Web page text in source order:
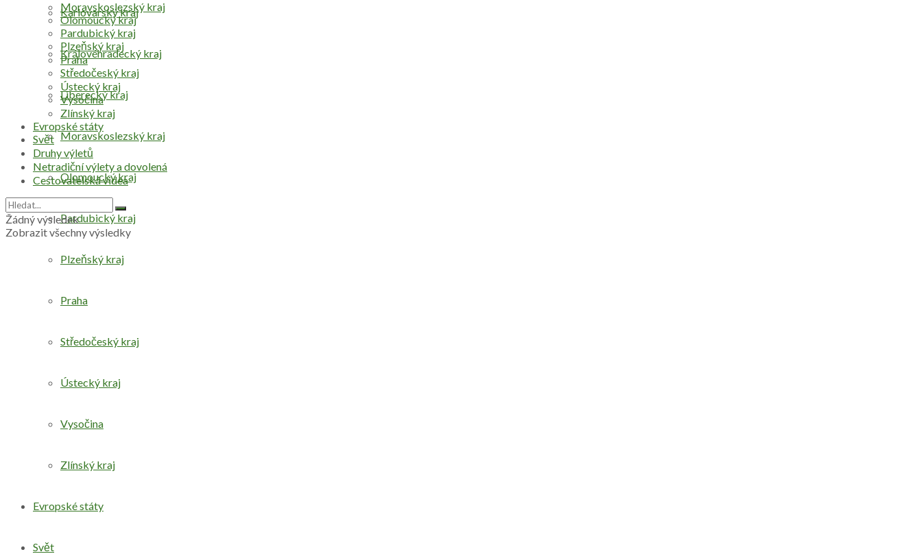
Karlovarský kraj
Královéhradecký kraj
Liberecký kraj
Moravskoslezský kraj
Olomoucký kraj
Pardubický kraj
Plzeňský kraj
Praha
Středočeský kraj
Ústecký kraj
Vysočina
Zlínský kraj
Evropské státy
Svět
Moravskoslezský kraj
Olomoucký kraj
Pardubický kraj
Plzeňský kraj
Praha
Středočeský kraj
Ústecký kraj
Vysočina
Zlínský kraj
Evropské státy
Svět
Druhy výletů
Netradiční výlety a dovolená
Cestovatelská videa
Žádný výsledek
Zobrazit všechny výsledky